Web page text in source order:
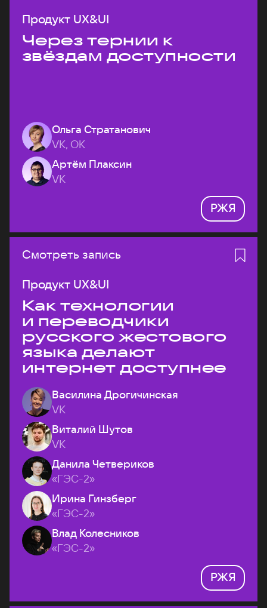
Продукт UX&UI
Через тернии к
звёздам доступности
Ольга Стратанович
VK, ОК
Артём Плаксин
VK
РЖЯ
Смотреть запись
Продукт UX&UI
Как технологии
и переводчики
русского жестового
языка делают
интернет доступнее
Василина Дрогичинская
VK
Виталий Шутов
VK
Данила Четвериков
«ГЭС-2»
Ирина Гинзберг
«ГЭС-2»
Влад Колесников
«ГЭС-2»
РЖЯ